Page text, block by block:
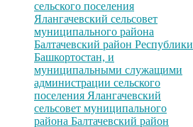
сельского поселения
Ялангачевский сельсовет
муниципального района
Балтачевский район Республики
Башкортостан, и
муниципальными служащими
администрации сельского
поселения Ялангачевский
сельсовет муниципального
района Балтачевский район